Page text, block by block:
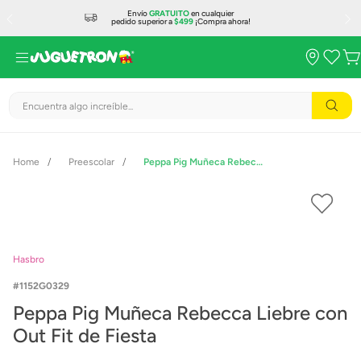
EnvíoGRATUITOen cualquier
pedido superior a$499¡Compra ahora!
Encuentra algo increíble...
Preescolar Peppa Pig Muñeca Rebecca Liebre con Out Fit de Fiesta
Hasbro
1152G0329
Peppa Pig Muñeca Rebecca Liebre con
Out Fit de Fiesta